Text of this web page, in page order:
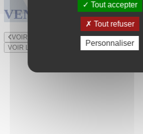
VENTES TERMINÉES
VOIR LE LOT PRÉCÉDENT
VOIR LE LOT SUIVANT
Tout accepter
Tout refuser
Personnaliser